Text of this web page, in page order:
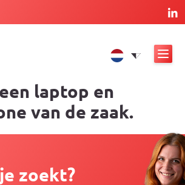
laptop en
van de zaak.
zoekt?